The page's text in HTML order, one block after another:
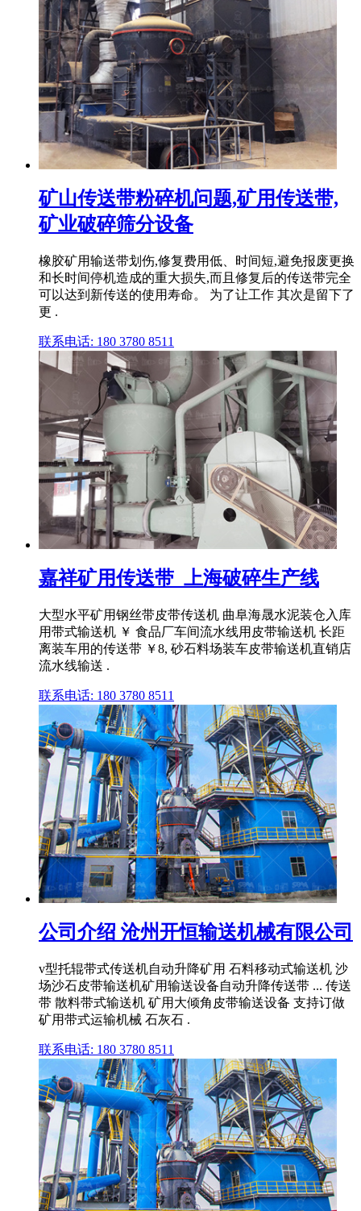
矿山传送带粉碎机问题,矿用传送带,
矿业破碎筛分设备
橡胶矿用输送带划伤,修复费用低、时间短,避免报废更换
和长时间停机造成的重大损失,而且修复后的传送带完全
可以达到新传送的使用寿命。 为了让工作 其次是留下了
更 .
联系电话: 180 3780 8511
嘉祥矿用传送带_上海破碎生产线
大型水平矿用钢丝带皮带传送机 曲阜海晟水泥装仓入库
用带式输送机 ￥ 食品厂车间流水线用皮带输送机 长距
离装车用的传送带 ￥8, 砂石料场装车皮带输送机直销店
流水线输送 .
联系电话: 180 3780 8511
公司介绍 沧州开恒输送机械有限公司
v型托辊带式传送机自动升降矿用 石料移动式输送机 沙
场沙石皮带输送机矿用输送设备自动升降传送带 ... 传送
带 散料带式输送机 矿用大倾角皮带输送设备 支持订做
矿用带式运输机械 石灰石 .
联系电话: 180 3780 8511